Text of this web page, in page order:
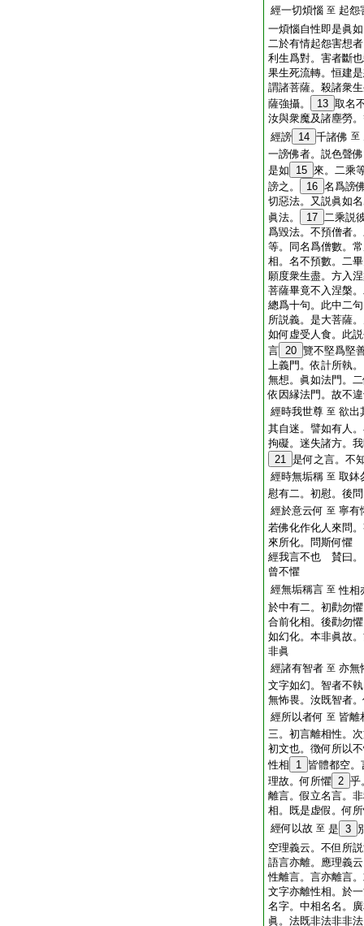
經一切煩惱 至 起
一煩惱自性即是眞
二於有情起怨害想
利生爲對。害者斷
果生死流轉。恒建
謂諸菩薩。殺諸衆
薩強攝。
13 取名
汝與衆魔及諸塵勞
經謗 14 千諸佛 至
一謗佛者。説色聲
是如
15 來。二乘
謗之。
16 名爲謗
切惡法。又説眞如
眞法。
17 二乘説
爲毀法。不預僧者
等。同名爲僧數。
相。名不預數。二
願度衆生盡。方入
菩薩畢竟不入涅槃
總爲十句。此中二
所説義。是大菩薩
如何虚受人食。此
言 20 覽不堅爲堅
上義門。依計所執
無想。眞如法門。
依因縁法門。故不
經時我世尊 至 欲出
其自迷。譬如有人
拘礙。迷失諸方。
21 是何之言。不
經時無垢稱 至 取鉢
慰有二。初慰。後
經於意云何 至 寧有
若佛化作化人來問
來所化。問斯何懼
經我言不也 賛曰。
曾不懼
經無垢稱言 至 性相
於中有二。初勸勿
合前化相。後勸勿
如幻化。本非眞故
非眞
經諸有智者 至 亦無
文字如幻。智者不
無怖畏。汝既智者
經所以者何 至 皆
三。初言離相性。
初文也。徴何所以
性相
1 皆體都空
理故。何所懼 2 乎
離言。假立名言。
相。既是虚假。何
經何以故 至 是 3
空理義云。不但所
語言亦離。應理義
性離言。言亦離言
文字亦離性相。於
名字。中相名名。
眞。法既非法非非